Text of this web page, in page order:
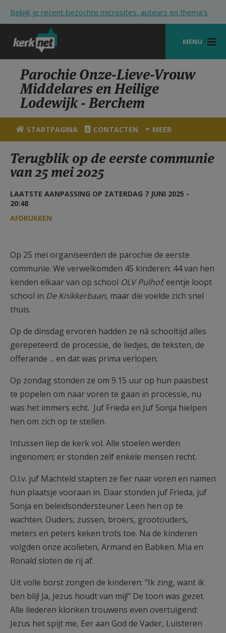
Bekijk je recent bezochte microsites, auteurs en thema's
MENU
STARTPAGINA
KERK
VIERINGEN
SHOP
ZOEKEN
HULP
STARTPAGINA PORTAAL
MIJN PAROCHIE
Parochie Onze-Lieve-Vrouw
Middelares en Heilige
Lodewijk - Berchem
STARTPAGINA CONTACTEN MEER
Terugblik op de eerste communie
van 25 mei 2025
LAATSTE AANPASSING OP ZATERDAG 7 JUNI 2025 -
20:48
AFDRUKKEN
Op 25 mei organiseerden de parochie de eerste
communie. We verwelkomden 45 kinderen; 44 van hen
kenden elkaar van op school OLV Pulhof; eentje loopt
school in De Knikkerbaan, maar die voelde zich snel
thuis.
Op de dinsdag ervoren hadden ze nà schooltijd alles
gerepeteerd: de processie, de liedjes, de teksten, de
offerande ... en dat was prima verlopen.
Op zondag stonden ze om 9.15 uur op hun paasbest
te popelen om naar voren te gaan in processie, nu
was het immers echt. Juf Frieda en Juf Sonja hielpen
hen om zich op te stellen.
Intussen liep de kerk vol. Alle stoelen werden
ingenomen; er stonden zelf enkele mensen recht.
O.l.v. juf Machteld stapten ze fier naar voren en namen
hun plaatsje vooraan in. Daar stonden juf Frieda, juf
Sonja en beleidsondersteuner Leen hen op te
wachten. Ouders, zussen, broers, grootouders,
meters en peters keken trots toe. Na de kinderen
volgden onze acolieten, Armand en Babken. Mia en
Ronald sloten de rij af.
Uit volle borst zongen de kinderen: "Ik zing, want ik
ben blij! Ja, Jezus houdt van mij!" De toon was gezet.
Alle liederen klonken trouwens even overtuigend:
Jezus het spijt me, Eer aan God de Vader, Luisteren